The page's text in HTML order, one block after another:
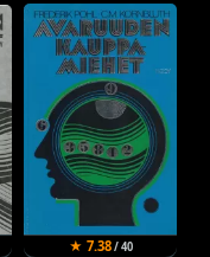
★ 7.38/ 40